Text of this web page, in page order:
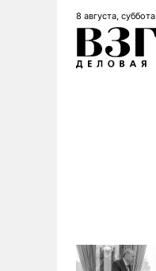
8 августа, суббота